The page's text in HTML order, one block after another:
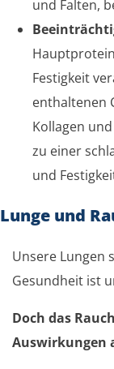
und Falten,
Festigkeit
enthaltenen
Kollagen
zu einer
und
Lunge und
Unsere Lungen
Gesundheit ist
Doch das
Auswirkungen